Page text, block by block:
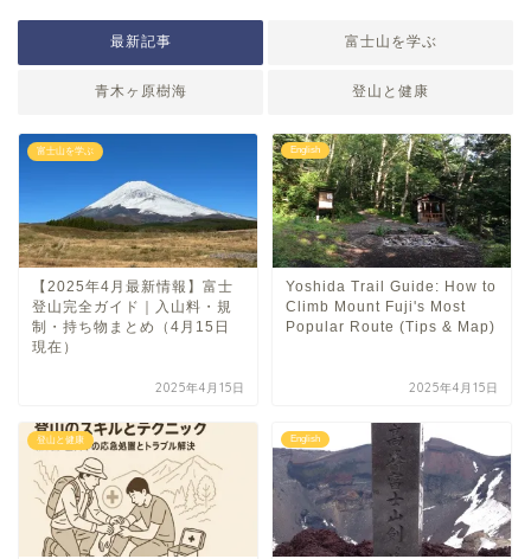
最新記事 富士山を学ぶ
青木ヶ原樹海 登山と健康
富士山を学ぶ
【2025年4月最新情報】富士
登山完全ガイド｜入山料・規
制・持ち物まとめ（4月15日
現在）
2025年4月15日
English
Yoshida Trail Guide: How to
Climb Mount Fuji's Most
Popular Route (Tips & Map)
2025年4月15日
登山と健康 English